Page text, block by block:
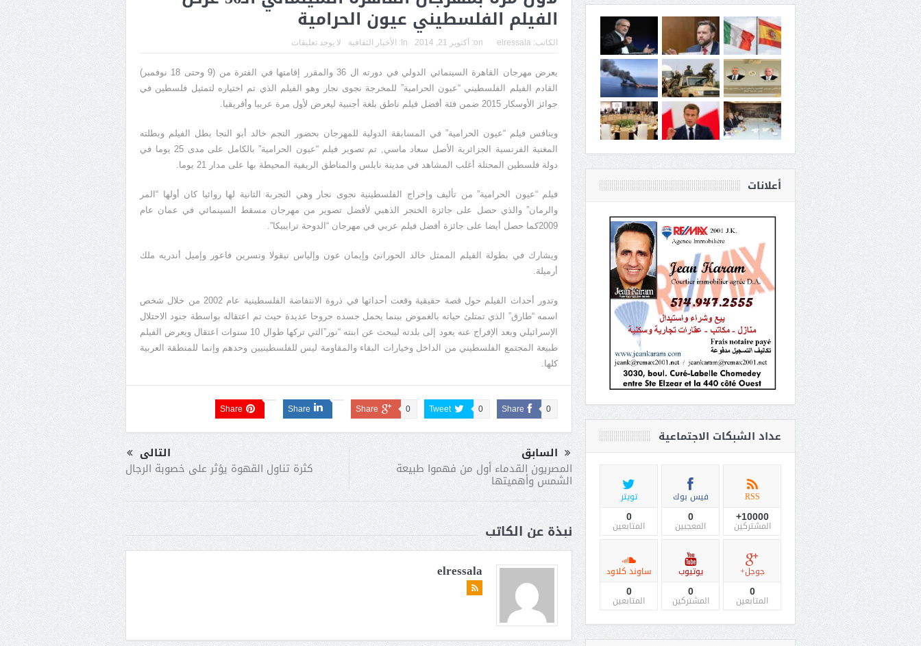
الفيلم الفلسطيني عيون الحرامية
الكاتب: elressala
on: أكتوبر 21, 2014 In: الأخبار الثقافية لا يوجد تعليقات
يعرض مهرجان القاهرة السينمائي الدولي في دورته ال 36 والمقرر إقامتها في الفترة من (9 وحتى 18 نوفمبر)
القادم الفيلم الفلسطيني “عيون الحرامية” للمخرجة نجوى نجار وهو الفيلم الذي تم اختياره لتمثيل فلسطين في
جوائز الأوسكار 2015 ضمن فئة أفضل فيلم ناطق بلغة أجنبية ليعرض لأول مرة عربيا وأفريقيا.
وينافس فيلم “عيون الحرامية” في المسابقة الدولية للمهرجان بحضور النجم خالد أبو النجا بطل الفيلم وبطلته
المغنية الفرنسية الجزائرية الأصل سعاد ماسي, تم تصوير فيلم “عيون الحرامية” بالكامل على مدى 25 يوما في
دولة فلسطين المحتلة أغلب المشاهد في مدينة نابلس والمناطق الريفية المحيطة بها على مدار 21 يوما.
فيلم “عيون الحرامية” من تأليف وإخراج الفلسطينية نجوى نجار وهي التجربة الثانية لها روائيا كان أولها “المر
والرمان” والذي حصل على جائزة الخنجر الذهبي لأفضل تصوير من مهرجان مسقط السينمائي في عمان عام
2009كما حصل أيضا على جائزة أفضل فيلم عربي في مهرجان “الدوحة ترايبيكا”.
ويشارك في بطولة الفيلم الممثل خالد الحورانئ وإيمان عون وإلياس نيقولا ونسرين فاعور وإميل أندريه ملك
أرميلة.
وتدور أحداث الفيلم حول قصة حقيقية وقعت أحداثها في ذروة الانتفاضة الفلسطينية عام 2002 من خلال شخص
اسمه “طارق” الذي تمتلئ حياته بالغموض بينما يحمل جسده جروحا عديدة حيث تم اعتقاله بواسطة جنود الاحتلال
الإسرائيلي وبعد الإفراج عنه يعود إلى بلدته ليبحث عن ابنته “نور”التي تركها طوال 10 سنوات اعتقال ويعرض الفيلم
طبيعة المجتمع الفلسطيني من الداخل وخيارات البقاء والمقاومة ليس للفلسطينيين وحدهم وإنما للمنطقة العربية
كلها.
Share 0
Tweet 0
Share 0
Share
Share
السابق
المصريون القدماء أول من فهموا طبيعة
الشمس وأهميتها
التالى
كثرة تناول القهوة يؤثر على خصوبة الرجال
نبذة عن الكاتب
elressala
أعلانات
عداد الشبكات الاجتماعية
RSS
10000+
المشتركين
فيس بوك
0
المعجبين
تويتر
0
المتابعين
جوجل+
0
المتابعين
يوتيوب
0
المشتركين
ساوند كلاود
0
المتابعين